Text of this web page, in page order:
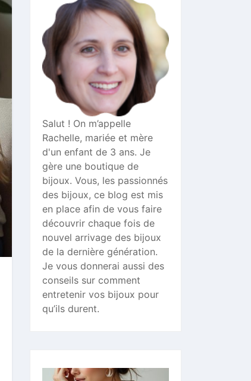
Salut ! On m’appelle
Rachelle, mariée et mère
d'un enfant de 3 ans. Je
gère une boutique de
bijoux. Vous, les passionnés
des bijoux, ce blog est mis
en place afin de vous faire
découvrir chaque fois de
nouvel arrivage des bijoux
de la dernière génération.
Je vous donnerai aussi des
conseils sur comment
entretenir vos bijoux pour
qu’ils durent.